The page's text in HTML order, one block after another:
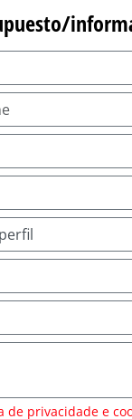
de privacidade e